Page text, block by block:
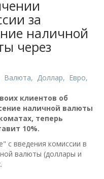
за
наличной
через
Валюта, Доллар, Евро,
клиентов об
наличной валюты
теперь
10%.
с введения комиссии в
валюты (доллары и